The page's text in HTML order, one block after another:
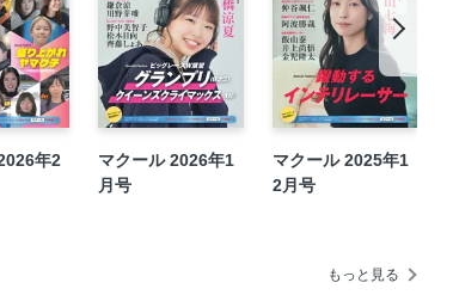
年2
マクール 2026年1
月号
マクール 2025年1
2月号
もっと見る